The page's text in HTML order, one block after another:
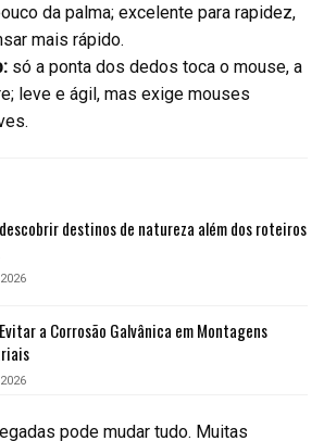
da palma; excelente para rapidez,
mais rápido.
só a ponta dos dedos toca o mouse, a
leve e ágil, mas exige mouses
destinos de natureza além dos roteiros
a Corrosão Galvânica em Montagens
pode mudar tudo. Muitas